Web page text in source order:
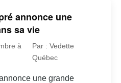
annonce une
sa vie
à
Par : Vedette
Québec
une grande